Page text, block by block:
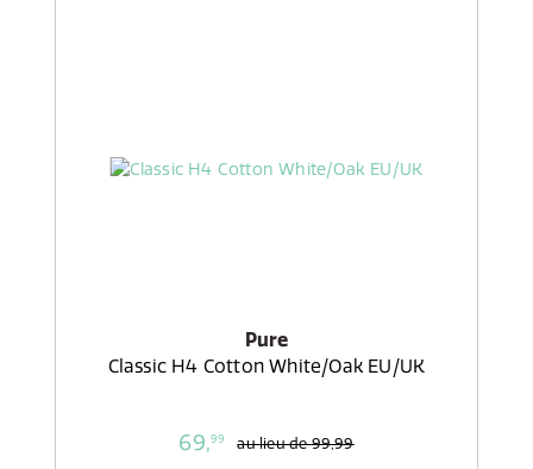
Pure
Classic H4 Cotton White/Oak EU/UK
69,99 au lieu de99,99